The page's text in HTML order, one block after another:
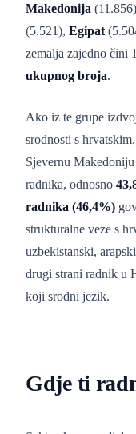
Makedonija
(5.521), Egipat
zemalja zajedno čini
ukupnog broja.
Ako iz te grupe
srodnosti s
Sjevernu
radnika, odnosno
radnika (46,4%)
strukturalne veze s
uzbekistanski,
drugi strani radnik u
koji srodni jezik.
Gdje ti